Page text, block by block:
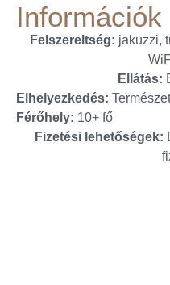
Információk
Felszereltség: jakuzzi,
Ellátás:
Elhelyezkedés:
Férőhely: 10+ fő
Fizetési lehetőségek: